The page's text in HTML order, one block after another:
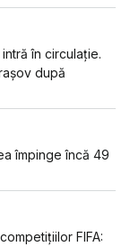
în circulație.
după
împinge încă 49
FIFA: